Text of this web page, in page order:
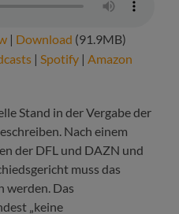
| Download (91.9MB)
|Spotify |Amazon
Stand in der Vergabe der
Nach einem
der DFL und DAZN und
muss das
werden. Das
„keine